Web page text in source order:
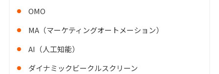
OMO
MA（マーケティングオートメーション）
AI（人工知能）
ダイナミックビークルスクリーン